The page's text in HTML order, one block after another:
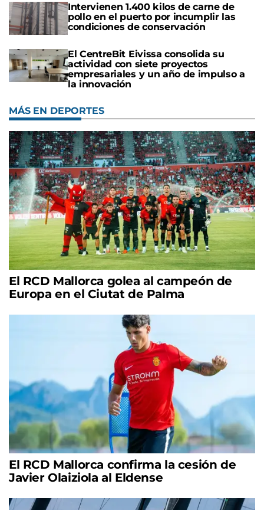
Intervienen 1.400 kilos de carne de
pollo en el puerto por incumplir las
condiciones de conservación
El CentreBit Eivissa consolida su
actividad con siete proyectos
empresariales y un año de impulso a
la innovación
MÁS EN DEPORTES
El RCD Mallorca golea al campeón de
Europa en el Ciutat de Palma
El RCD Mallorca confirma la cesión de
Javier Olaiziola al Eldense